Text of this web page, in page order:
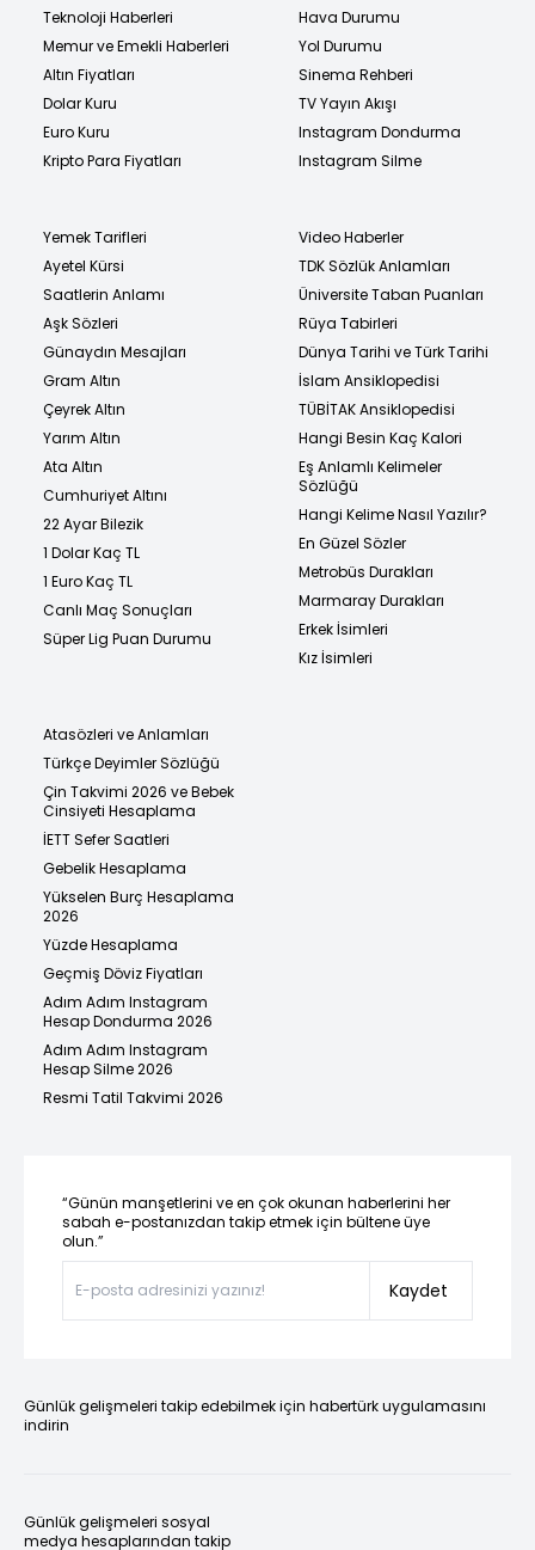
Teknoloji Haberleri
Memur ve Emekli Haberleri
Altın Fiyatları
Dolar Kuru
Euro Kuru
Kripto Para Fiyatları
Hava Durumu
Yol Durumu
Sinema Rehberi
TV Yayın Akışı
Instagram Dondurma
Instagram Silme
Yemek Tarifleri
Ayetel Kürsi
Saatlerin Anlamı
Aşk Sözleri
Günaydın Mesajları
Gram Altın
Çeyrek Altın
Yarım Altın
Ata Altın
Cumhuriyet Altını
22 Ayar Bilezik
1 Dolar Kaç TL
1 Euro Kaç TL
Canlı Maç Sonuçları
Süper Lig Puan Durumu
Video Haberler
TDK Sözlük Anlamları
Üniversite Taban Puanları
Rüya Tabirleri
Dünya Tarihi ve Türk Tarihi
İslam Ansiklopedisi
TÜBİTAK Ansiklopedisi
Hangi Besin Kaç Kalori
Eş Anlamlı Kelimeler
Sözlüğü
Hangi Kelime Nasıl Yazılır?
En Güzel Sözler
Metrobüs Durakları
Marmaray Durakları
Erkek İsimleri
Kız İsimleri
Atasözleri ve Anlamları
Türkçe Deyimler Sözlüğü
Çin Takvimi 2026 ve Bebek
Cinsiyeti Hesaplama
İETT Sefer Saatleri
Gebelik Hesaplama
Yükselen Burç Hesaplama
2026
Yüzde Hesaplama
Geçmiş Döviz Fiyatları
Adım Adım Instagram
Hesap Dondurma 2026
Adım Adım Instagram
Hesap Silme 2026
Resmi Tatil Takvimi 2026
“Günün manşetlerini ve en çok okunan haberlerini her
sabah e-postanızdan takip etmek için bültene üye
olun.”
Kaydet
Günlük gelişmeleri takip edebilmek için habertürk uygulamasını
indirin
Günlük gelişmeleri sosyal
medya hesaplarından takip